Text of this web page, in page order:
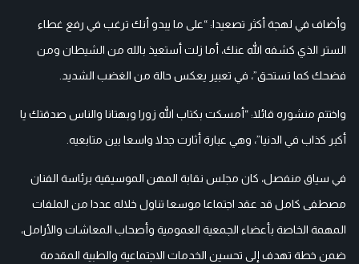
وأضاف في لهجة أكثر تصعيدا: “على ما يبدو أنك ترغب في رفع غطاء
الستر الذي كشفه الله عنك، أما زلت أستعيذ بالله من الشيطان ومن
فضحك كما تستحق”، في تعبير يعكس حالة من الغضب الشديد.
واختتم منشوره قائلا: “أمسكت بكتاب الله زورا وبهتانا والناس صدقتك يا
أكبر كذاب في الدنيا”، وهي عبارة أثارت جدلا واسعا بين متابعيه.
في سياق منفصل، كان مجلس نقابة المهن الموسيقية برئاسة الفنان
مصطفى كامل قد عقد اجتماعا موسعا تناول خلاله عددا من الملفات
المهمة الخاصة بأعضاء الجمعية العمومية وأصحاب المعاشات والأرامل،
ضمن خطة تهدف إلى تحسين الخدمات الاجتماعية والطبية المقدمة